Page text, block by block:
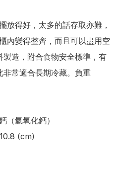
放得好，太多的話存取亦難，
內變得整齊，而且可以盡用空
造，附合食物安全標準，有
常適合長期冷藏。負重
（氫氧化鈣）
(cm)